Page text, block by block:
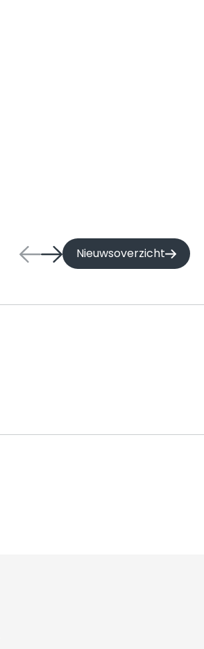
Nieuwsoverzicht